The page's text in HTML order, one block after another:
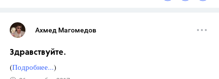
Ахмед Магомедов
Здравствуйте.
(Подробнее...)